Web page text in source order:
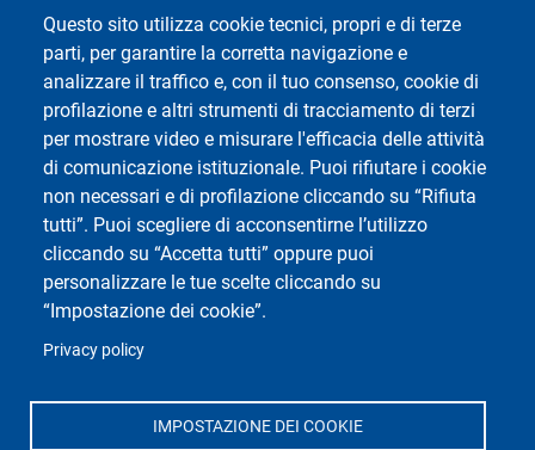
Questo sito utilizza cookie tecnici, propri e di terze
parti, per garantire la corretta navigazione e
analizzare il traffico e, con il tuo consenso, cookie di
profilazione e altri strumenti di tracciamento di terzi
per mostrare video e misurare l'efficacia delle attività
di comunicazione istituzionale. Puoi rifiutare i cookie
non necessari e di profilazione cliccando su “Rifiuta
tutti”. Puoi scegliere di acconsentirne l’utilizzo
cliccando su “Accetta tutti” oppure puoi
personalizzare le tue scelte cliccando su
“Impostazione dei cookie”.
Privacy policy
IMPOSTAZIONE DEI COOKIE
ESSE3 Studenti
ESSE3 Docenti
Privacy
Accessibilità
Mappa del sito
Cookie settings
Facoltà di Medicina e
Chirurgia